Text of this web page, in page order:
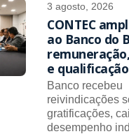
3 agosto, 2026
CONTEC
ao Banco do
e qualificação
Banco recebeu
reivindicações
gratificações,
desempenho